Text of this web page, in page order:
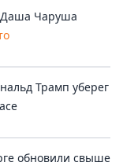
Даша Чаруша
Трамп уберег
обновили свыше